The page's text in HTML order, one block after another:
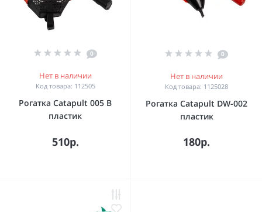
0
Нет в наличии
Код товара: 112505
Рогатка Catapult 005 B
пластик
510р.
0
Нет в наличии
Код товара: 1125028
Рогатка Catapult DW-002
пластик
180р.